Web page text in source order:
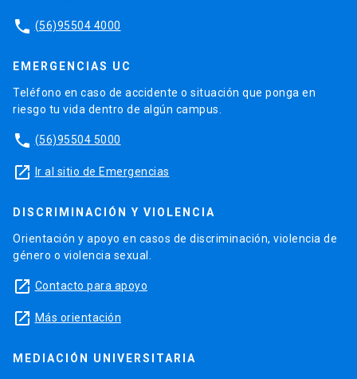
phone (56)95504 4000
EMERGENCIAS UC
Teléfono en caso de accidente o situación que ponga en
riesgo tu vida dentro de algún campus.
phone (56)95504 5000
launch Ir al sitio de Emergencias
DISCRIMINACIÓN Y VIOLENCIA
Orientación y apoyo en casos de discriminación, violencia de
género o violencia sexual.
launch Contacto para apoyo
launch Más orientación
MEDIACIÓN UNIVERSITARIA